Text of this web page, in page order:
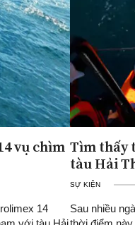
INFOCUS
vụ chìm
14
Tìm thấy
tàu Hải
SỰ KIỆN
Sau nhiều